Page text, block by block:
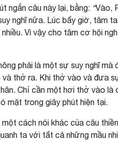
ngắn câu này lại, bằng: “Vào,
nghĩ nữa. Lúc bấy giờ, tâm
Vì vậy cho tâm cơ hội
phải là một sự suy nghĩ
thở ra. Khi thở vào và đưa
Chỉ cần một hơi thở vào là
mặt trong giây phút hiện tại.
một cách nói khác của câu
ta với tất cả những mầu